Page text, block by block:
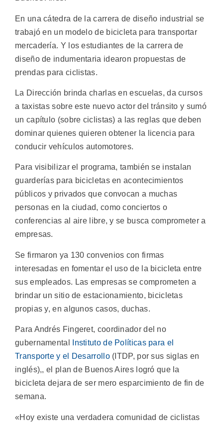
En una cátedra de la carrera de diseño industrial se
trabajó en un modelo de bicicleta para transportar
mercadería. Y los estudiantes de la carrera de
diseño de indumentaria idearon propuestas de
prendas para ciclistas.
La Dirección brinda charlas en escuelas, da cursos
a taxistas sobre este nuevo actor del tránsito y sumó
un capítulo (sobre ciclistas) a las reglas que deben
dominar quienes quieren obtener la licencia para
conducir vehículos automotores.
Para visibilizar el programa, también se instalan
guarderías para bicicletas en acontecimientos
públicos y privados que convocan a muchas
personas en la ciudad, como conciertos o
conferencias al aire libre, y se busca comprometer a
empresas.
Se firmaron ya 130 convenios con firmas
interesadas en fomentar el uso de la bicicleta entre
sus empleados. Las empresas se comprometen a
brindar un sitio de estacionamiento, bicicletas
propias y, en algunos casos, duchas.
Para Andrés Fingeret, coordinador del no
gubernamental
Instituto de Políticas para el
Transporte y el Desarrollo(ITDP, por sus siglas en
inglés),, el plan de Buenos Aires logró que la
bicicleta dejara de ser mero esparcimiento de fin de
semana.
«Hoy existe una verdadera comunidad de ciclistas